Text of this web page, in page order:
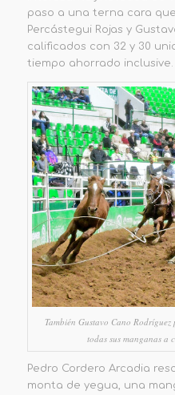
paso a una terna cara
Percástegui Rojas y
calificados con 32 y 30
tiempo ahorrado inclusive.
También Gustavo Cano
todas sus manganas a
Pedro Cordero Arcadia
monta de yegua, una